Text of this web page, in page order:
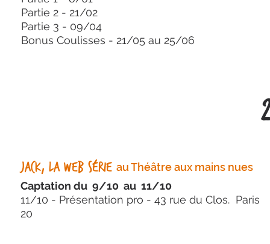
Partie 2 - 21/02
Partie 3 - 09/04
Bonus Coulisses - 21/05 au 25/06
Jack, La web série au Théâtre aux mains nues
Captation du 9/10 au 11/10
11/10 - Présentation pro - 43 rue du Clos. Paris
20